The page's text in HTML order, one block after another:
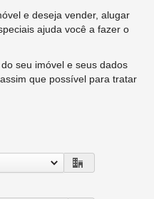
e deseja vender, alugar
ajuda você a fazer o
seu imóvel e seus dados
que possível para tratar